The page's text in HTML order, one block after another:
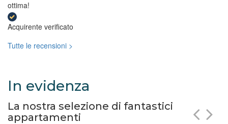
ottima!
Acquirente verificato
Tutte le recensioni >
In evidenza
La nostra selezione di fantastici
appartamenti